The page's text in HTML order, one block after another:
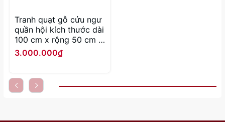
Tranh quạt gỗ cửu ngư
quần hội kích thước dài
100 cm x rộng 50 cm x
dày 4 cm
3.000.000₫